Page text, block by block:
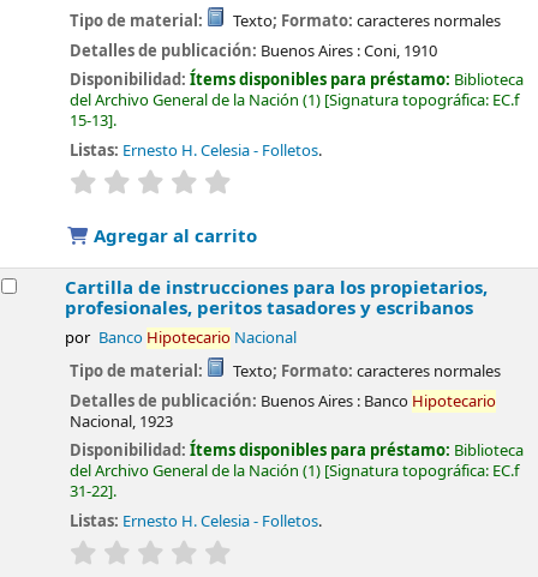
Tipo de material: Texto; Formato: caracteres normales
Detalles de publicación: Buenos Aires :Coni, 1910
Disponibilidad:Ítems disponibles para préstamo: Biblioteca
del Archivo General de la Nación (1) Signatura topográfica: EC.f
15-13 .
Listas: Ernesto H. Celesia - Folletos.
valoración
Agregar al carrito
Cartilla de instrucciones para los propietarios,
profesionales, peritos tasadores y escribanos
por Banco HipotecarioNacional
Tipo de material: Texto; Formato: caracteres normales
Detalles de publicación: Buenos Aires : Banco Hipotecario
Nacional, 1923
Disponibilidad:Ítems disponibles para préstamo: Biblioteca
del Archivo General de la Nación (1) Signatura topográfica: EC.f
31-22 .
Listas: Ernesto H. Celesia - Folletos.
valoración